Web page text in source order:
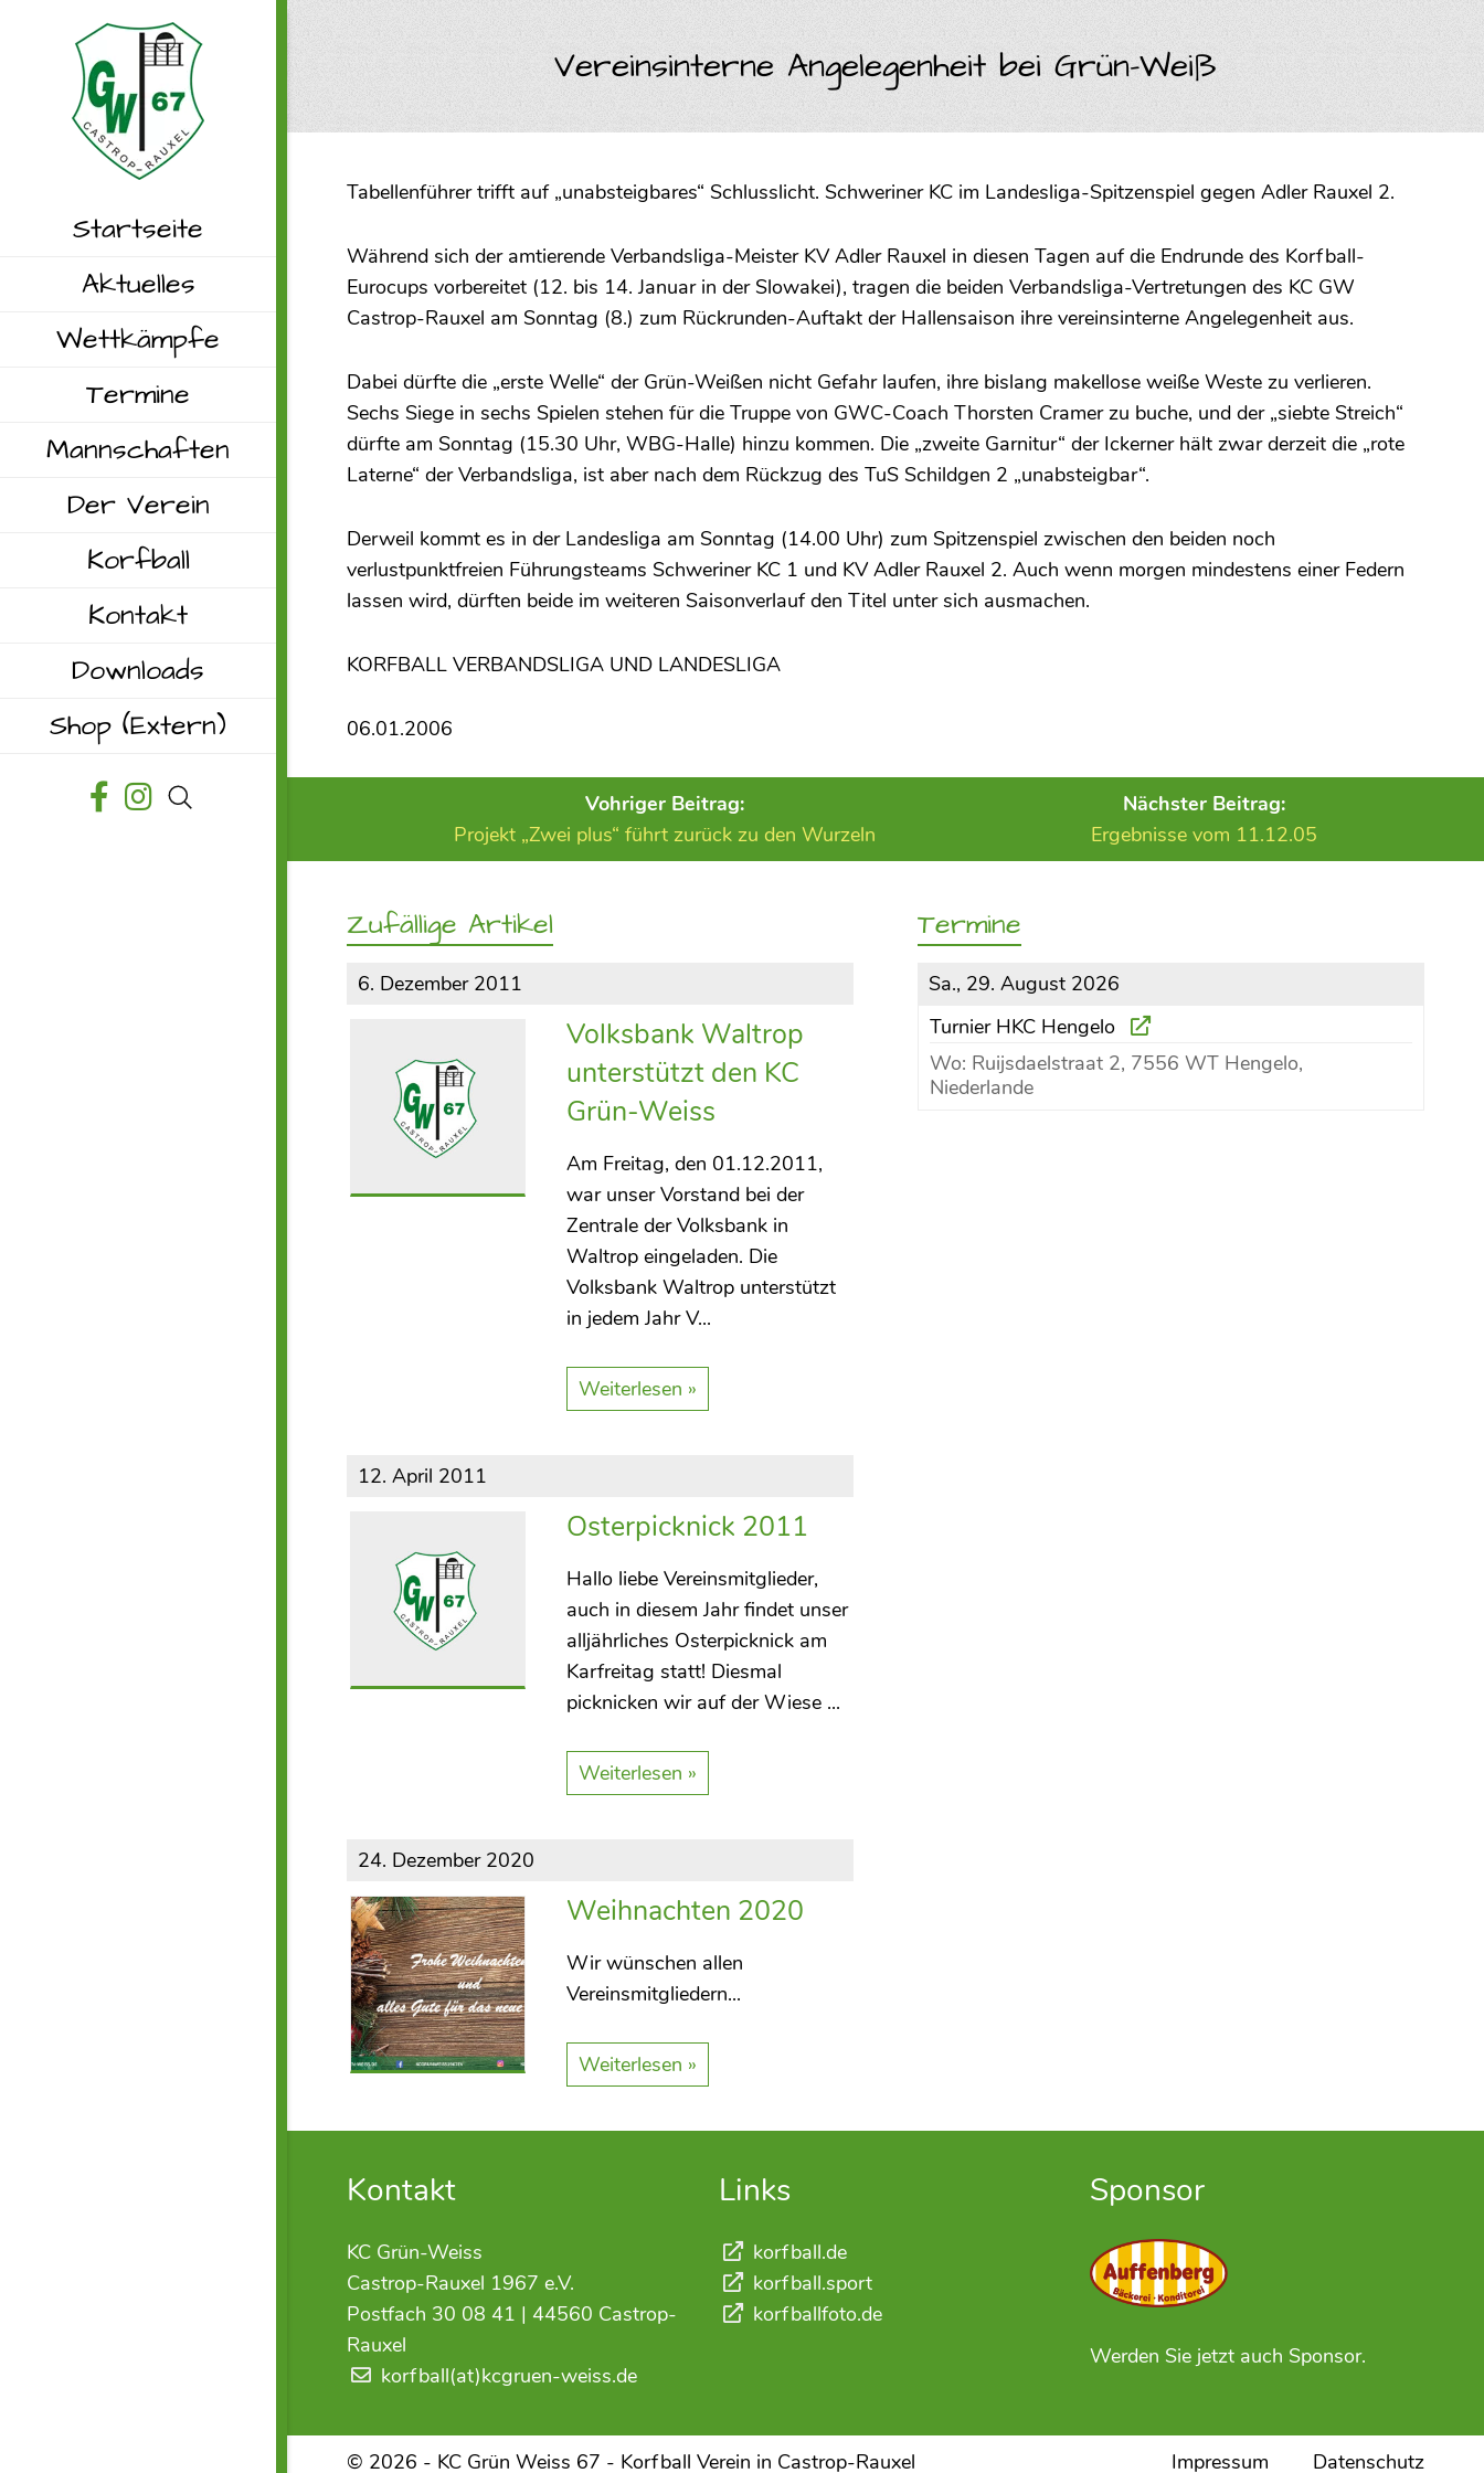
Startseite
Aktuelles
Wettkämpfe
Termine
Mannschaften
Der Verein
Korfball
Kontakt
Downloads
Shop (Extern)
Vereinsinterne Angelegenheit bei Grün-Weiß
Tabellenführer trifft auf „unabsteigbares“ Schlusslicht. Schweriner KC im Landesliga-Spitzenspiel gegen Adler Rauxel 2.
Während sich der amtierende Verbandsliga-Meister KV Adler Rauxel in diesen Tagen auf die Endrunde des Korfball-
Eurocups vorbereitet (12. bis 14. Januar in der Slowakei), tragen die beiden Verbandsliga-Vertretungen des KC GW
Castrop-Rauxel am Sonntag (8.) zum Rückrunden-Auftakt der Hallensaison ihre vereinsinterne Angelegenheit aus.
Dabei dürfte die „erste Welle“ der Grün-Weißen nicht Gefahr laufen, ihre bislang makellose weiße Weste zu verlieren.
Sechs Siege in sechs Spielen stehen für die Truppe von GWC-Coach Thorsten Cramer zu buche, und der „siebte Streich“
dürfte am Sonntag (15.30 Uhr, WBG-Halle) hinzu kommen. Die „zweite Garnitur“ der Ickerner hält zwar derzeit die „rote
Laterne“ der Verbandsliga, ist aber nach dem Rückzug des TuS Schildgen 2 „unabsteigbar“.
Derweil kommt es in der Landesliga am Sonntag (14.00 Uhr) zum Spitzenspiel zwischen den beiden noch
verlustpunktfreien Führungsteams Schweriner KC 1 und KV Adler Rauxel 2. Auch wenn morgen mindestens einer Federn
lassen wird, dürften beide im weiteren Saisonverlauf den Titel unter sich ausmachen.
KORFBALL VERBANDSLIGA UND LANDESLIGA
06.01.2006
Vohriger Beitrag:
Projekt „Zwei plus“ führt zurück zu den Wurzeln
Nächster Beitrag:
Ergebnisse vom 11.12.05
Zufällige Artikel
6. Dezember 2011
Volksbank Waltrop
unterstützt den KC
Grün-Weiss
Am Freitag, den 01.12.2011,
war unser Vorstand bei der
Zentrale der Volksbank in
Waltrop eingeladen. Die
Volksbank Waltrop unterstützt
in jedem Jahr V...
Weiterlesen »
12. April 2011
Osterpicknick 2011
Hallo liebe Vereinsmitglieder,
auch in diesem Jahr findet unser
alljährliches Osterpicknick am
Karfreitag statt! Diesmal
picknicken wir auf der Wiese ...
Weiterlesen »
24. Dezember 2020
Weihnachten 2020
Wir wünschen allen
Vereinsmitgliedern...
Weiterlesen »
Termine
Sa., 29. August 2026
Turnier HKC Hengelo
Wo: Ruijsdaelstraat 2, 7556 WT Hengelo,
Niederlande
Kontakt
KC Grün-Weiss
Castrop-Rauxel 1967 e.V.
Postfach 30 08 41 | 44560 Castrop-
Rauxel
korfball(at)kcgruen-weiss.de
Links
korfball.de
korfball.sport
korfballfoto.de
Sponsor
Werden Sie jetzt auch Sponsor.
© 2026 - KC Grün Weiss 67 - Korfball Verein in Castrop-Rauxel Impressum Datenschutz